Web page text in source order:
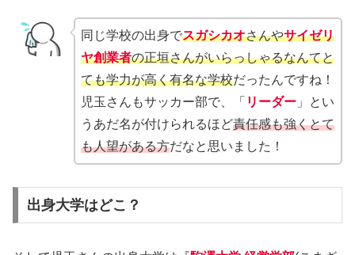
同じ学校の出身でスガシカオさんやサイゼリ
ヤ創業者の正垣さんがいらっしゃるなんてと
ても学力が高く有名な学校だったんですね！
児玉さんもサッカー部で、「 リーダー」とい
うあだ名が付けられるほど責任感も強くとて
も人望がある方だなと思いました！
出身大学はどこ？